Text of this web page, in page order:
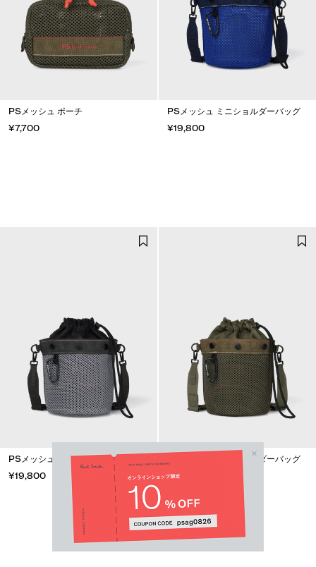
PSメッシュ ポーチ
¥7,700
PSメッシュ ミニショルダーバッグ
¥19,800
PSメッシュ ミニショルダーバッグ
¥19,800
PSメッシュ ミニショルダーバッグ
¥19,800